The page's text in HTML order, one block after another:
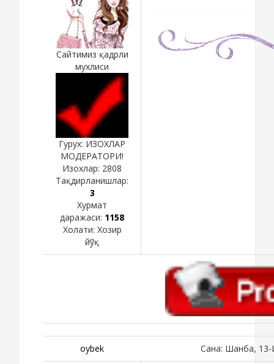
Сайтимиз қадрли
мухлиси
Гурух: ИЗОХЛАР
МОДЕРАТОРИ!
Изохлар: 2808
Тақдирланишлар:
3
Хурмат
даражаси: 1158
Холати: Хозир
йўқ
oybek Сана: Шанба,